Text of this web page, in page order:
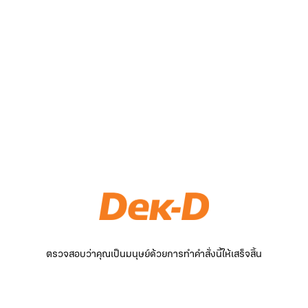
ตรวจสอบว่าคุณเป็นมนุษย์ด้วยการทำคำสั่งนี้ให้เสร็จสิ้น